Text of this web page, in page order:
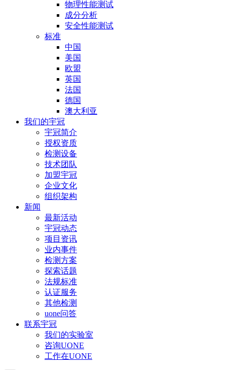
物理性能测试
成分分析
安全性能测试
标准
中国
美国
欧盟
英国
法国
德国
澳大利亚
我们的宇冠
宇冠简介
授权资质
检测设备
技术团队
加盟宇冠
企业文化
组织架构
新闻
最新活动
宇冠动态
项目资讯
业内事件
检测方案
探索话题
法规标准
认证服务
其他检测
uone问答
联系宇冠
我们的实验室
咨询UONE
工作在UONE